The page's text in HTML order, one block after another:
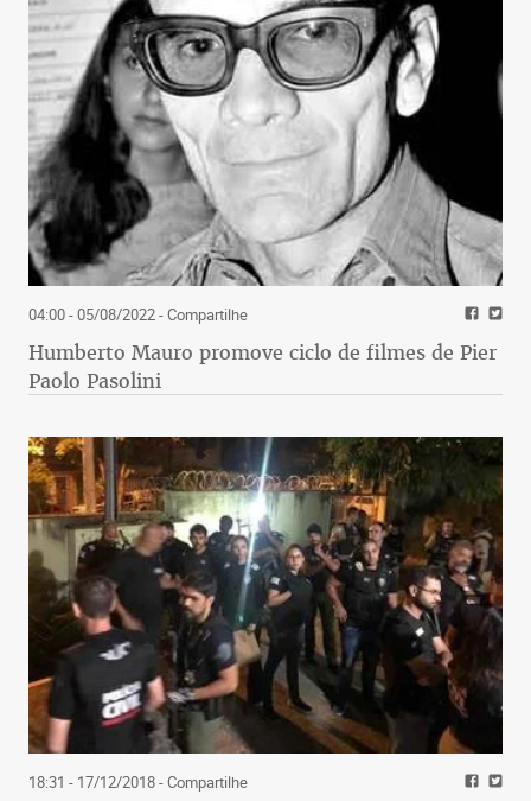
04:00 - 05/08/2022- Compartilhe
Humberto Mauro promove ciclo de filmes de Pier
Paolo Pasolini
18:31 - 17/12/2018- Compartilhe